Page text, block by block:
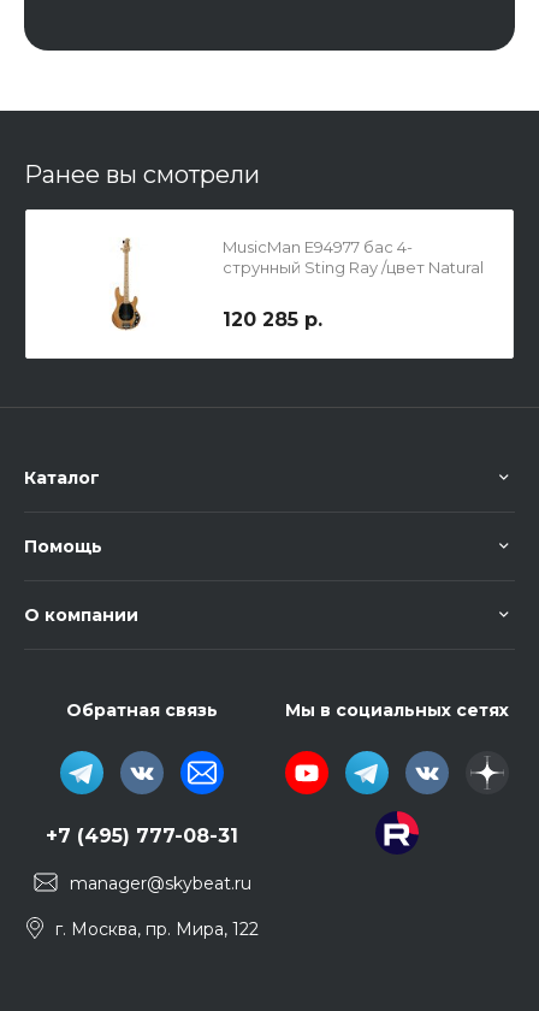
Ранее вы смотрели
MusicMan E94977 бас 4-
струнный Sting Ray /цвет Natural
120 285 р.
Каталог
Помощь
О компании
Обратная связь
+7 (495) 777-08-31
manager@skybeat.ru
г. Москва, пр. Мира, 122
Мы в социальных сетях